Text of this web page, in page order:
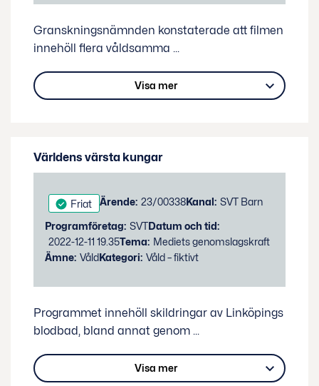
Granskningsnämnden konstaterade att filmen
innehöll flera våldsamma ...
Visa mer
Världens värsta kungar
Status:Friat Ärende: 23/00338Kanal: SVT Barn
Programföretag: SVTDatum och tid:
2022-12-11 19.35Tema: Mediets genomslagskraft
Ämne: VåldKategori: Våld – fiktivt
Programmet innehöll skildringar av Linköpings
blodbad, bland annat genom ...
Visa mer